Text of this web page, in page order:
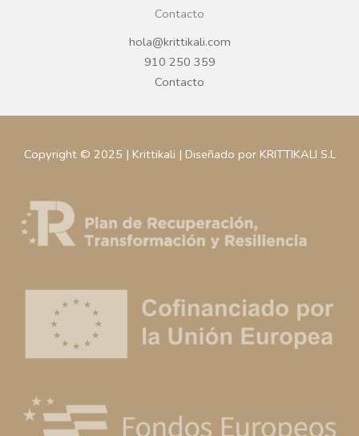
Contacto
hola@krittikali.com
910 250 359
Contacto
Copyright © 2025 | Krittikali | Diseñado por KRITTIKALI S.L